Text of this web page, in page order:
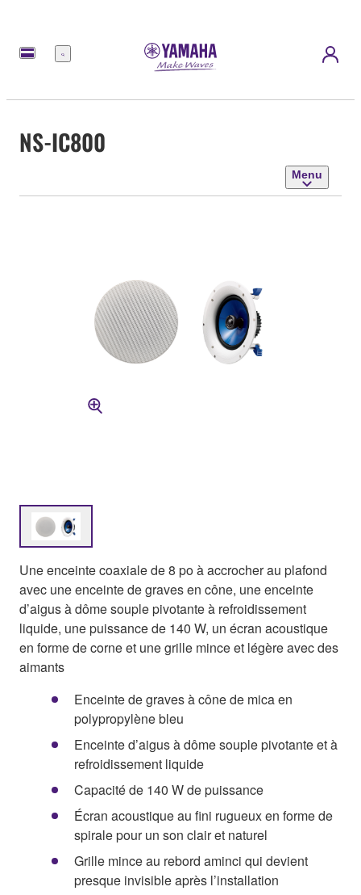
Menu
NS-IC800
Menu
Une enceinte coaxiale de 8 po à accrocher au plafond
avec une enceinte de graves en cône, une enceinte
d’aigus à dôme souple pivotante à refroidissement
liquide, une puissance de 140 W, un écran acoustique
en forme de corne et une grille mince et légère avec des
aimants
Enceinte de graves à cône de mica en
polypropylène bleu
Enceinte d’aigus à dôme souple pivotante et à
refroidissement liquide
Capacité de 140 W de puissance
Écran acoustique au fini rugueux en forme de
spirale pour un son clair et naturel
Grille mince au rebord aminci qui devient
presque invisible après l’installation